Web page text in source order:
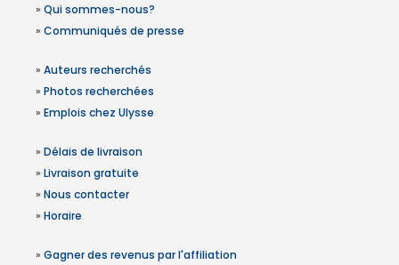
» Qui sommes-nous?
» Communiqués de presse
» Auteurs recherchés
» Photos recherchées
» Emplois chez Ulysse
» Délais de livraison
» Livraison gratuite
» Nous contacter
» Horaire
» Gagner des revenus par l'affiliation